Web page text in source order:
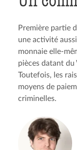
Première partie
une activité
monnaie elle-
pièces datant du
Toutefois, les
moyens de
criminelles.